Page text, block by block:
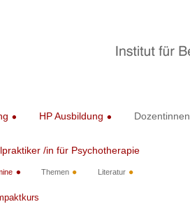
HP Ausbildung Dozentinnen
/in für Psychotherapie
Themen Literatur